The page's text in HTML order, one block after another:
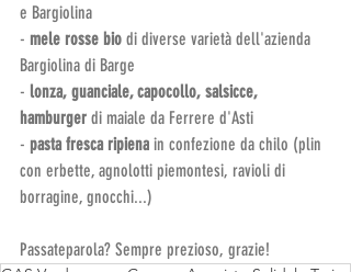
e Bargiolina
- mele rosse bio di diverse varietà dell'azienda
Bargiolina di Barge
- lonza, guanciale, capocollo, salsicce,
hamburger di maiale da Ferrere d'Asti
- pasta fresca ripiena in confezione da chilo (plin
con erbette, agnolotti piemontesi, ravioli di
borragine, gnocchi...)
Passateparola? Sempre prezioso, grazie!